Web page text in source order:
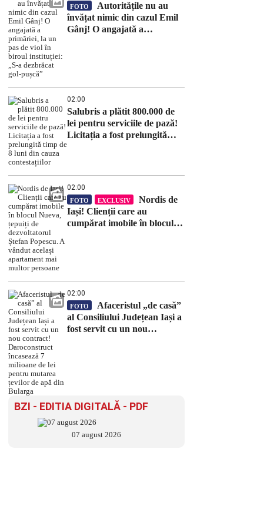
FOTO
Autoritățile nu au
învățat nimic din cazul Emil
Gânj! O angajată a
02:00
Salubris a plătit 800.000 de
lei pentru serviciile de pază!
Licitația a fost prelungită
02:00
FOTO EXCLUSIV
Nordis de
Iași! Clienții care au
cumpărat imobile în blocul
02:00
FOTO
Afaceristul „de casă”
al Consiliului Județean Iași a
fost servit cu un nou
BZI - EDITIA DIGITALĂ - PDF
07 august 2026